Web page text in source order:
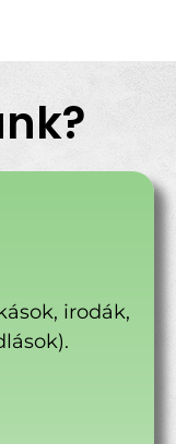
irodák,